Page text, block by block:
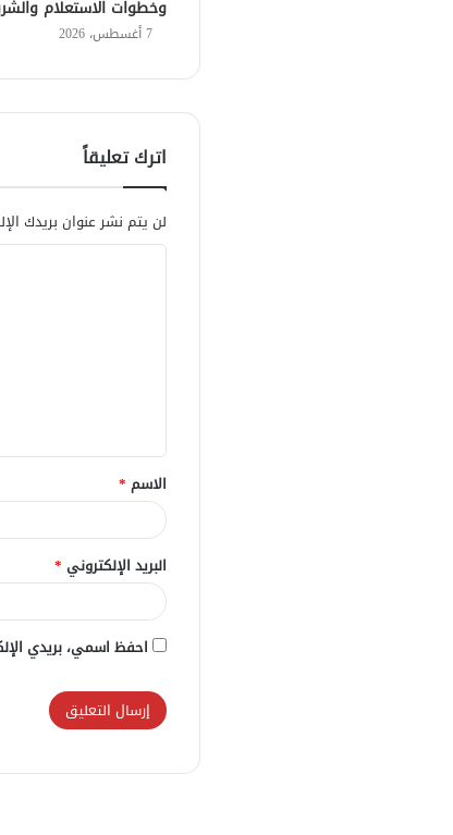
وخطوات الاستعلام
7 أغسطس، 2026
اترك تعليقاً
لن يتم نشر عنوان بريدك
ق
*
الاسم *
البريد الإلكتروني *
احفظ اسمي، بريدي